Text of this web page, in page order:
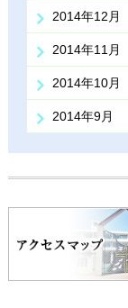
2014年12月
2014年11月
2014年10月
2014年9月